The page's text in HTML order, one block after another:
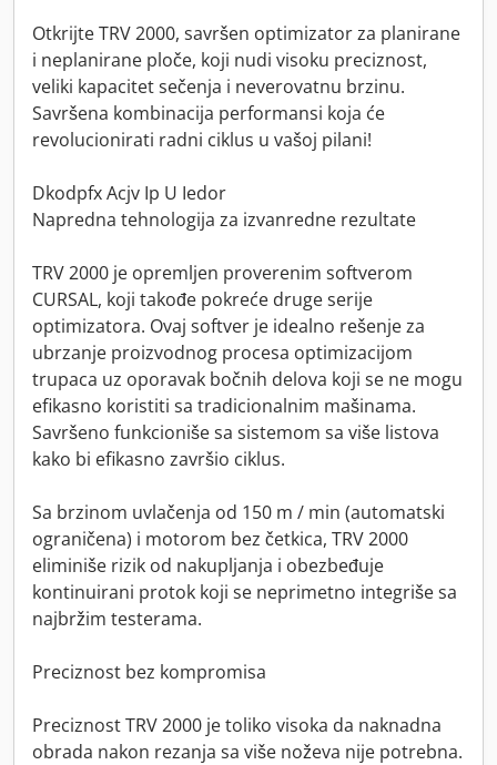
Otkrijte TRV 2000, savršen optimizator za planirane
i neplanirane ploče, koji nudi visoku preciznost,
veliki kapacitet sečenja i neverovatnu brzinu.
Savršena kombinacija performansi koja će
revolucionirati radni ciklus u vašoj pilani!
Dkodpfx Acjv Ip U Iedor
Napredna tehnologija za izvanredne rezultate
TRV 2000 je opremljen proverenim softverom
CURSAL, koji takođe pokreće druge serije
optimizatora. Ovaj softver je idealno rešenje za
ubrzanje proizvodnog procesa optimizacijom
trupaca uz oporavak bočnih delova koji se ne mogu
efikasno koristiti sa tradicionalnim mašinama.
Savršeno funkcioniše sa sistemom sa više listova
kako bi efikasno završio ciklus.
Sa brzinom uvlačenja od 150 m / min (automatski
ograničena) i motorom bez četkica, TRV 2000
eliminiše rizik od nakupljanja i obezbeđuje
kontinuirani protok koji se neprimetno integriše sa
najbržim testerama.
Preciznost bez kompromisa
Preciznost TRV 2000 je toliko visoka da naknadna
obrada nakon rezanja sa više noževa nije potrebna.